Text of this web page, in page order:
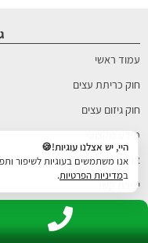
עמוד ראשי
חוק כריתת עצים
חוק גיזום עצים
מידע מקצועי
אודותינו
יצירת קשר
מדיניות הפרטיות
היי, יש אצלנו עוגיות!🍪
אנו משתמשים בעוגיות לשיפור
במדיניות הפרטיות.